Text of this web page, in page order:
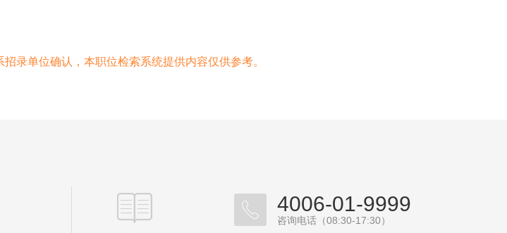
录单位确认，本职位检索系统提供内容仅供参考。
4006-01-9999
咨询电话（08:30-17:30）